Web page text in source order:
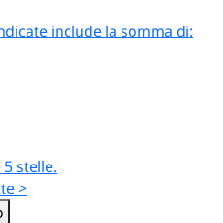
include la somma di:
stelle.
>